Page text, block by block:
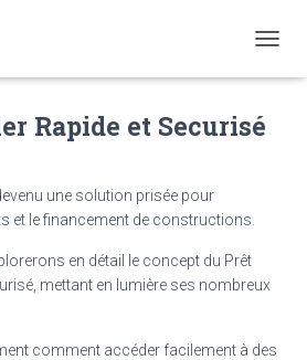
O
A
O
Rapide et Securisé
une solution prisée pour
et le financement de constructions.
en détail le concept du Prêt
mettant en lumière ses nombreux
comment accéder facilement à des